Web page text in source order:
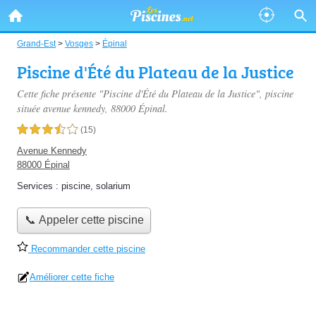
Grand-Est> Vosges > Épinal
Piscine d'Été du Plateau de la Justice
Cette fiche présente "Piscine d'Été du Plateau de la Justice", piscine
située avenue kennedy, 88000 Épinal.
3,5 étoiles sur 5 (15)
Avenue Kennedy
88000 Épinal
Services : piscine, solarium
📞 Appeler cette piscine
Recommander cette piscine
Améliorer cette fiche